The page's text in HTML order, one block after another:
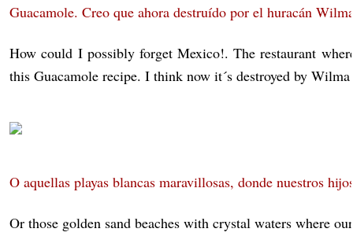
Guacamole. Creo que ahora destruído por el huracán
How could I possibly forget Mexico!. The restaurant
this Guacamole recipe. I think now it´s destroyed by
O aquellas playas blancas maravillosas, donde nuestros
Or those golden sand beaches with crystal waters where